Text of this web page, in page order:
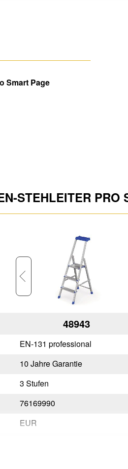
Smart Page
STEHLEITER PRO
48943
EN-131 professional
10 Jahre Garantie
3 Stufen
76169990
EUR